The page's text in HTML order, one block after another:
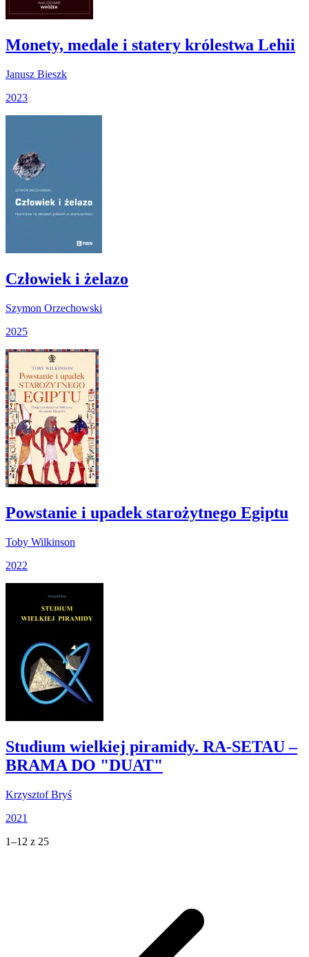
Monety, medale i statery królestwa Lehii
Janusz Bieszk
2023
Człowiek i żelazo
Szymon Orzechowski
2025
Powstanie i upadek starożytnego Egiptu
Toby Wilkinson
2022
Studium wielkiej piramidy. RA-SETAU –
BRAMA DO "DUAT"
Krzysztof Bryś
2021
1–12 z 25